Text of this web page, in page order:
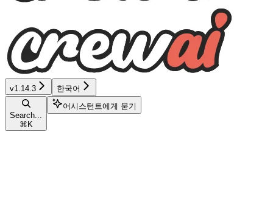
v1.14.3 한국어
Search...
⌘ K
어시스턴트에게 묻기